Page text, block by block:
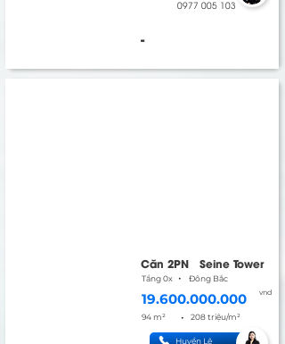
0977 005 103
-
Căn 2PN Seine Tower
Tầng 0x • Đông Bắc
19.600.000.000 vnd
94 m² • 208 triệu/m²
Huyền Lê